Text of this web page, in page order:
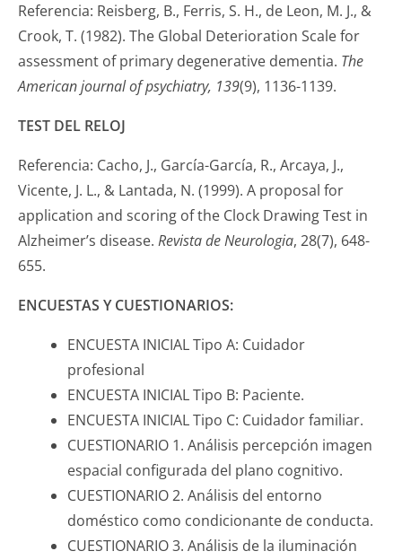
Referencia: Reisberg, B., Ferris, S. H., de Leon, M. J., &
Crook, T. (1982). The Global Deterioration Scale for
assessment of primary degenerative dementia. The
American journal of psychiatry, 139(9), 1136-1139.
TEST DEL RELOJ
Referencia: Cacho, J., García-García, R., Arcaya, J.,
Vicente, J. L., & Lantada, N. (1999). A proposal for
application and scoring of the Clock Drawing Test in
Alzheimer’s disease. Revista de Neurologia, 28(7), 648-
655.
ENCUESTAS Y CUESTIONARIOS:
ENCUESTA INICIAL Tipo A: Cuidador
profesional
ENCUESTA INICIAL Tipo B: Paciente.
ENCUESTA INICIAL Tipo C: Cuidador familiar.
CUESTIONARIO 1. Análisis percepción imagen
espacial configurada del plano cognitivo.
CUESTIONARIO 2. Análisis del entorno
doméstico como condicionante de conducta.
CUESTIONARIO 3. Análisis de la iluminación